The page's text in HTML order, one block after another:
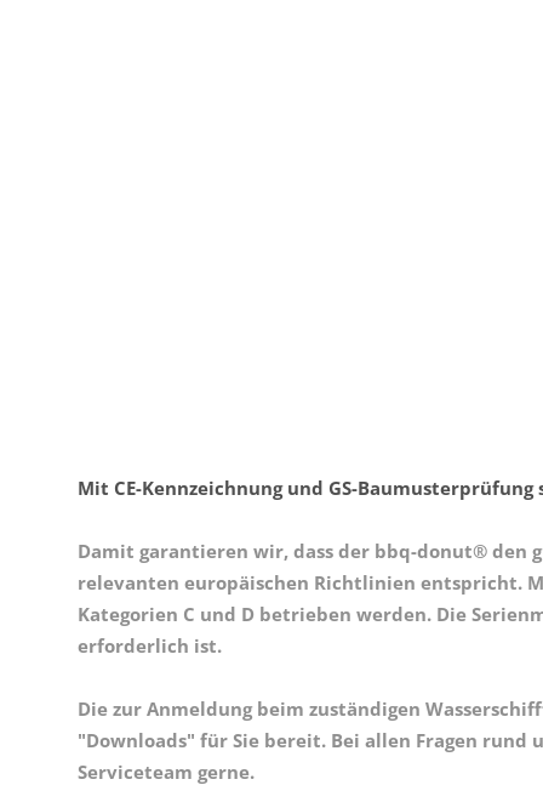
Mit CE-Kennzeichnung und GS-
Damit garantieren wir, dass der bbq-donut® den
relevanten europäischen Richtlinien entspricht.
Kategorien C und D betrieben werden. Die
erforderlich ist.
Die zur Anmeldung beim zuständigen
"Downloads" für Sie bereit. Bei allen Fragen rund
Serviceteam gerne.